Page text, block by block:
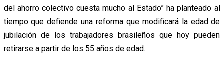
del ahorro colectivo cuesta mucho al Estado” ha planteado al
tiempo que defiende una reforma que modificará la edad de
jubilación de los trabajadores brasileños que hoy pueden
retirarse a partir de los 55 años de edad.